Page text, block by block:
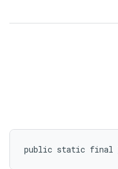
public static final